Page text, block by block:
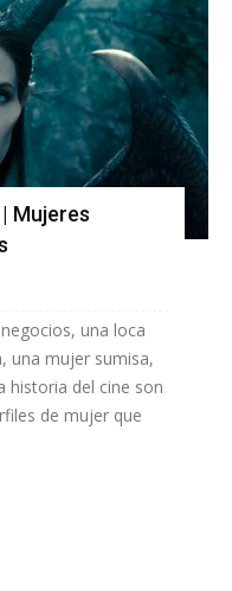
Mujeres
una loca
una mujer sumisa,
historia del cine son
de mujer que